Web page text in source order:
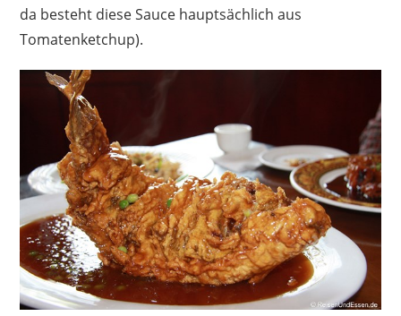
da besteht diese Sauce hauptsächlich aus
Tomatenketchup).